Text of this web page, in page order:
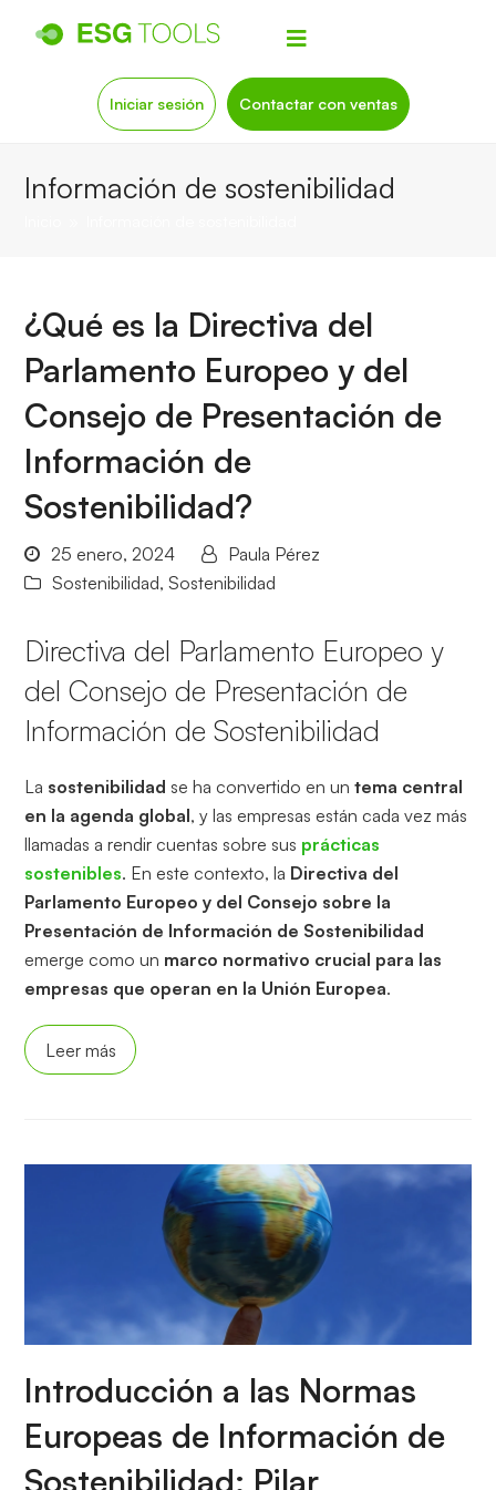
Iniciar sesión Contactar con ventas
Información de sostenibilidad
¿Qué es la Directiva del
Parlamento Europeo y del
Consejo de Presentación de
Información de
Sostenibilidad?
25 enero, 2024
Paula Pérez
Sostenibilidad,Sostenibilidad
Directiva del Parlamento Europeo y
del Consejo de Presentación de
Información de Sostenibilidad
La sostenibilidad se ha convertido en untema central
en la agenda global, y las empresas están cada vez más
llamadas a rendir cuentas sobre sus prácticas
sostenibles. En este contexto, la Directiva del
Parlamento Europeo y del Consejo sobre la
Presentación de Información de Sostenibilidad
emerge como un marco normativo crucial para las
empresas que operan en la Unión Europea.
Leer más
Introducción a las Normas
Europeas de Información de
Sostenibilidad: Pilar